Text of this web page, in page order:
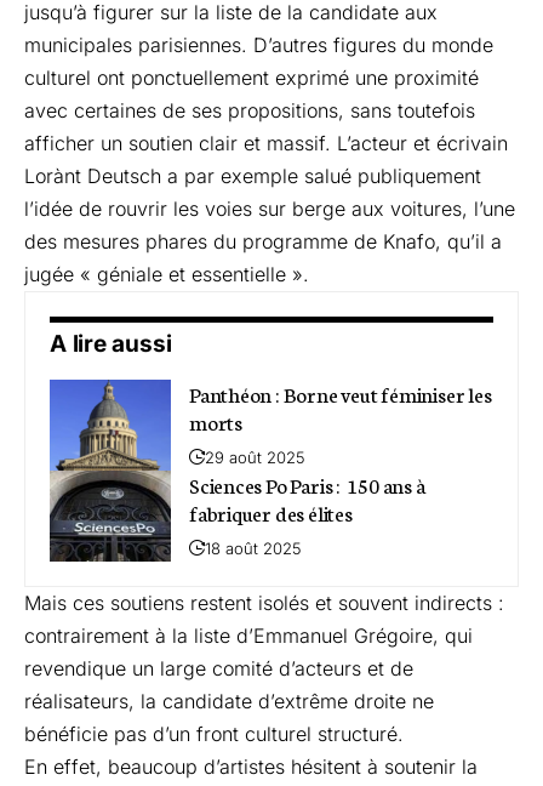
jusqu’à figurer sur la liste de la candidate aux
municipales parisiennes. D’autres figures du monde
culturel ont ponctuellement exprimé une proximité
avec certaines de ses propositions, sans toutefois
afficher un soutien clair et massif. L’acteur et écrivain
Lorànt Deutsch a par exemple salué publiquement
l’idée de rouvrir les voies sur berge aux voitures, l’une
des mesures phares du programme de Knafo, qu’il a
jugée « géniale et essentielle ».
A lire aussi
Panthéon : Borne veut féminiser les
morts
29 août 2025
Sciences Po Paris : 150 ans à
fabriquer des élites
18 août 2025
Mais ces soutiens restent isolés et souvent indirects :
contrairement à la liste d’Emmanuel Grégoire, qui
revendique un large comité d’acteurs et de
réalisateurs, la candidate d’extrême droite ne
bénéficie pas d’un front culturel structuré.
En effet, beaucoup d’artistes hésitent à soutenir la